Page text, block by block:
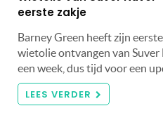
eerste zakje
Barney Green heeft zijn
wietolie ontvangen van
een week, dus tijd voor een
LEES VERDER